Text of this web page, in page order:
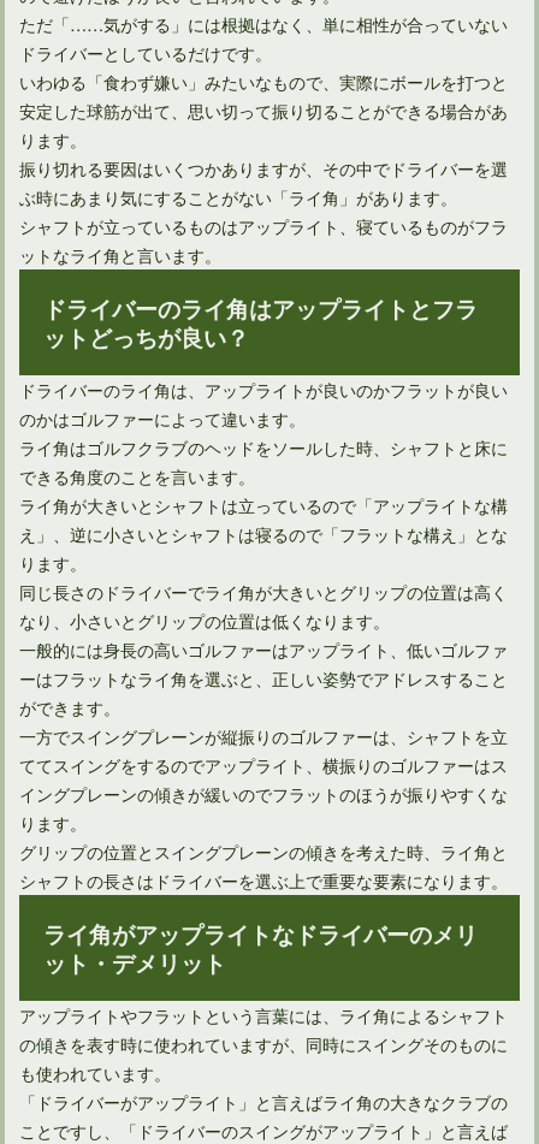
ドライバーの引っ掛けはシャフトの前に確認することがある
ユーティリティは打ち方によってボール位置を変えればOK！
ドライバーを構えたときの手首の角度は再現できる？
ただ「……気がする」には根拠はなく、単に相性が合っていない
ドライバーとしているだけです。
いわゆる「食わず嫌い」みたいなもので、実際にボールを打つと
安定した球筋が出て、思い切って振り切ることができる場合があ
ります。
振り切れる要因はいくつかありますが、その中でドライバーを選
ぶ時にあまり気にすることがない「ライ角」があります。
シャフトが立っているものはアップライト、寝ているものがフラ
ットなライ角と言います。
ドライバーのライ角はアップライトとフラ
ットどっちが良い？
ドライバーのライ角は、アップライトが良いのかフラットが良い
のかはゴルファーによって違います。
ライ角はゴルフクラブのヘッドをソールした時、シャフトと床に
できる角度のことを言います。
ライ角が大きいとシャフトは立っているので「アップライトな構
え」、逆に小さいとシャフトは寝るので「フラットな構え」とな
ります。
同じ長さのドライバーでライ角が大きいとグリップの位置は高く
なり、小さいとグリップの位置は低くなります。
一般的には身長の高いゴルファーはアップライト、低いゴルファ
ーはフラットなライ角を選ぶと、正しい姿勢でアドレスすること
ができます。
一方でスイングプレーンが縦振りのゴルファーは、シャフトを立
ててスイングをするのでアップライト、横振りのゴルファーはス
イングプレーンの傾きが緩いのでフラットのほうが振りやすくな
ります。
グリップの位置とスイングプレーンの傾きを考えた時、ライ角と
シャフトの長さはドライバーを選ぶ上で重要な要素になります。
ライ角がアップライトなドライバーのメリ
ット・デメリット
アップライトやフラットという言葉には、ライ角によるシャフト
の傾きを表す時に使われていますが、同時にスイングそのものに
も使われています。
「ドライバーがアップライト」と言えばライ角の大きなクラブの
ことですし、「ドライバーのスイングがアップライト」と言えば